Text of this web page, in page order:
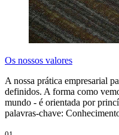
Os nossos valores
A nossa prática empresarial
definidos. A forma como
mundo - é orientada por
palavras-chave: